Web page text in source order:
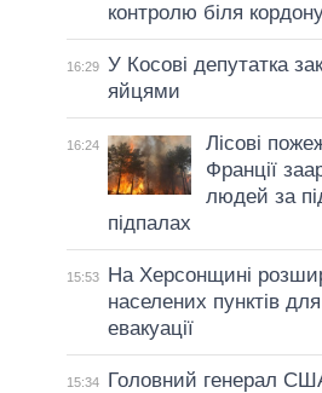
контролю біля
16:29 У Косові депутатка
яйцями
16:24
Лісові
Франції
людей за
підпалах
15:53
На Херсонщині
населених пунктів
евакуації
15:34
Головний генерал